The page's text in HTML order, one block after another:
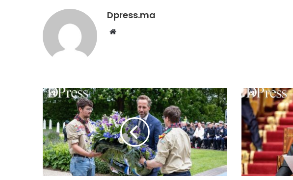
Dpress.ma
Website